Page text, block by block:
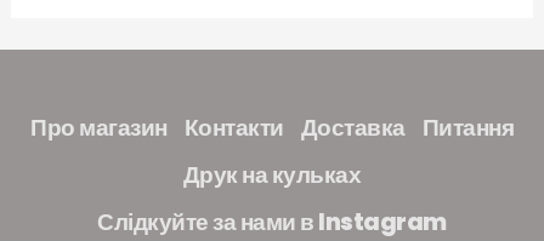
Про магазин Контакти Доставка Питання
Друк на кульках
Слідкуйте за нами в Instagram